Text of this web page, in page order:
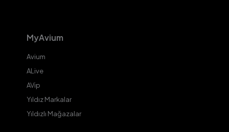
MyAvium
Avium
ALive
AVip
Yıldız Markalar
Yıldızlı Mağazalar